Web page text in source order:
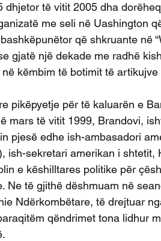
dhjetor të vitit 2005 dha
me seli në Uashington
që shkruante në
gjatë një dekade me radhë
këmbim të botimit të
pikëpyetje për të kaluarën e
mars të vitit 1999, Brandovi,
pjesë edhe ish-ambasadori
ish-sekretari amerikan i
e këshilltares politike për
Ne të gjithë dëshmuam në
Ndërkombëtare, të drejtuar
qëndrimet tona lidhur